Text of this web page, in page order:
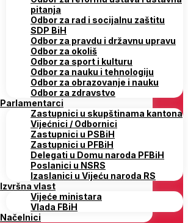
pitanja
Odbor za rad i socijalnu zaštitu
SDP BiH
Odbor za pravdu i državnu upravu
Odbor za okoliš
Odbor za sport i kulturu
Odbor za nauku i tehnologiju
Odbor za obrazovanje i nauku
Odbor za zdravstvo
Parlamentarci
Zastupnici u skupštinama kantona
Vijećnici / Odbornici
Zastupnici u PSBiH
Zastupnici u PFBiH
Delegati u Domu naroda PFBiH
Poslanici u NSRS
Izaslanici u Vijeću naroda RS
Izvršna vlast
Vijeće ministara
Vlada FBiH
Načelnici